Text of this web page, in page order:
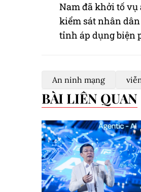
Nam đã khởi tố
kiểm sát nhân
tỉnh áp dụng biện
An ninh mạng
BÀI LIÊN QUAN